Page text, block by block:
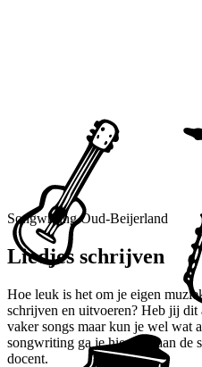
Songwriting Oud-Beijerland
Liedjes schrijven
Hoe leuk is het om je eigen
schrijven en uitvoeren? Heb jij
vaker songs maar kun je wel wat
songwriting ga je hiermee aan de
docent.